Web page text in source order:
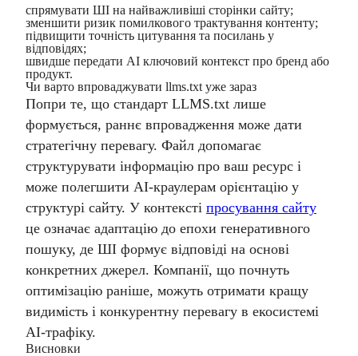
спрямувати ШІ на найважливіші сторінки сайту;
зменшити ризик помилкового трактування контенту;
підвищити точність цитування та посилань у
відповідях;
швидше передати AI ключовий контекст про бренд або
продукт.
Чи варто впроваджувати llms.txt уже зараз
Попри те, що стандарт LLMS.txt лише
формується, раннє впровадження може дати
стратегічну перевагу. Файл допомагає
структурувати інформацію про ваш ресурс і
може полегшити AI-краулерам орієнтацію у
структурі сайту. У контексті просування сайту
це означає адаптацію до епохи генеративного
пошуку, де ШІ формує відповіді на основі
конкретних джерел. Компанії, що почнуть
оптимізацію раніше, можуть отримати кращу
видимість і конкурентну перевагу в екосистемі
AI-трафіку.
Висновки